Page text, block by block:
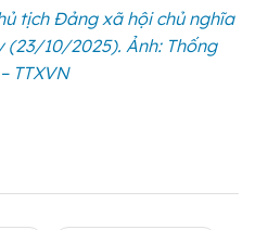
tịch Đảng xã hội chủ nghĩa
10/2025). Ảnh: Thống
TTXVN